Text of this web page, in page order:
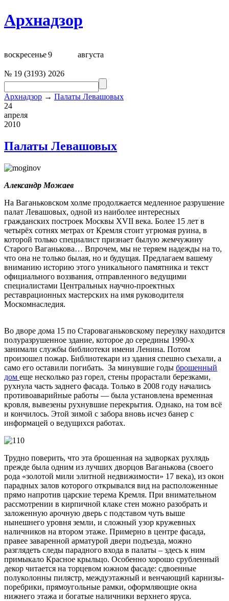
Архнадзор
воскресенье9 августа
№ 19 (3193) 2026
Архнадзор → Палаты Левашовых
24
апреля
2010
Палаты Левашовых
Александр Можаев
На Ваганьковском холме продолжается медленное разрушение
палат Левашовых, одной из наиболее интересных
гражданских построек Москвы XVII века. Более 15 лет в
четырёх сотнях метрах от Кремля стоит угрюмая руина, в
которой только специалист признает былую жемчужину
Старого Ваганькова… Впрочем, мы не теряем надежды на то,
что она не только былая, но и будущая. Предлагаем вашему
вниманию историю этого уникального памятника и текст
официального воззвания, отправленного ведущими
специалистами Центральных научно-проектных
реставрационных мастерских на имя руководителя
Москомнаследия.
Во дворе дома 15 по Староваганьковскому переулку находится
полуразрушенное здание, которое до середины 1990-х
занимали службы библиотеки имени Ленина. Потом
произошел пожар. Библиотекари из здания спешно съехали, а
само его оставили погибать. За минувшие годы брошенный
дом еще несколько раз горел, стены прорастали березками,
рухнула часть заднего фасада. Только в 2008 году начались
противоаварийные работы — была установлена временная
кровля, вывезены рухнувшие перекрытия. Однако, на том всё
и кончилось. Этой зимой с забора вновь исчез банер с
информацей о ведущихся работах.
Трудно поверить, что эта брошенная на задворках рухлядь
прежде была одним из лучших дворцов Ваганькова (своего
рода «золотой мили элитной недвижимости» 17 века), из окон
парадных залов которого открывался вид на расположенные
прямо напротив царские терема Кремля. При внимательном
рассмотрении в кирпичной клаке стен можно разобрать и
заложенную арочную дверь с подставом чуть выше
нынешнего уровня земли, и сложный узор кружевных
наличников на втором этаже. Примерно в центре фасада,
правее заваренной арматурой двери подъезда, можно
разглядеть следы парадного входа в палаты – здесь к ним
примыкало Красное крыльцо. Особенно хорошо срубленный
декор читается на торцевом южном фасаде: сдвоенные
полуколонны пилястр, междуэтажный и венчающий карнизы-
поребрики, прямоугольные рамки, оформляющие окна
нижнего этажа и богатые наличники верхнего яруса.